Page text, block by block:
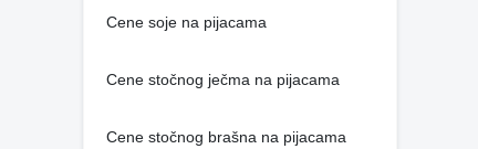
Cene soje na pijacama
Cene stočnog ječma na pijacama
Cene stočnog brašna na pijacama